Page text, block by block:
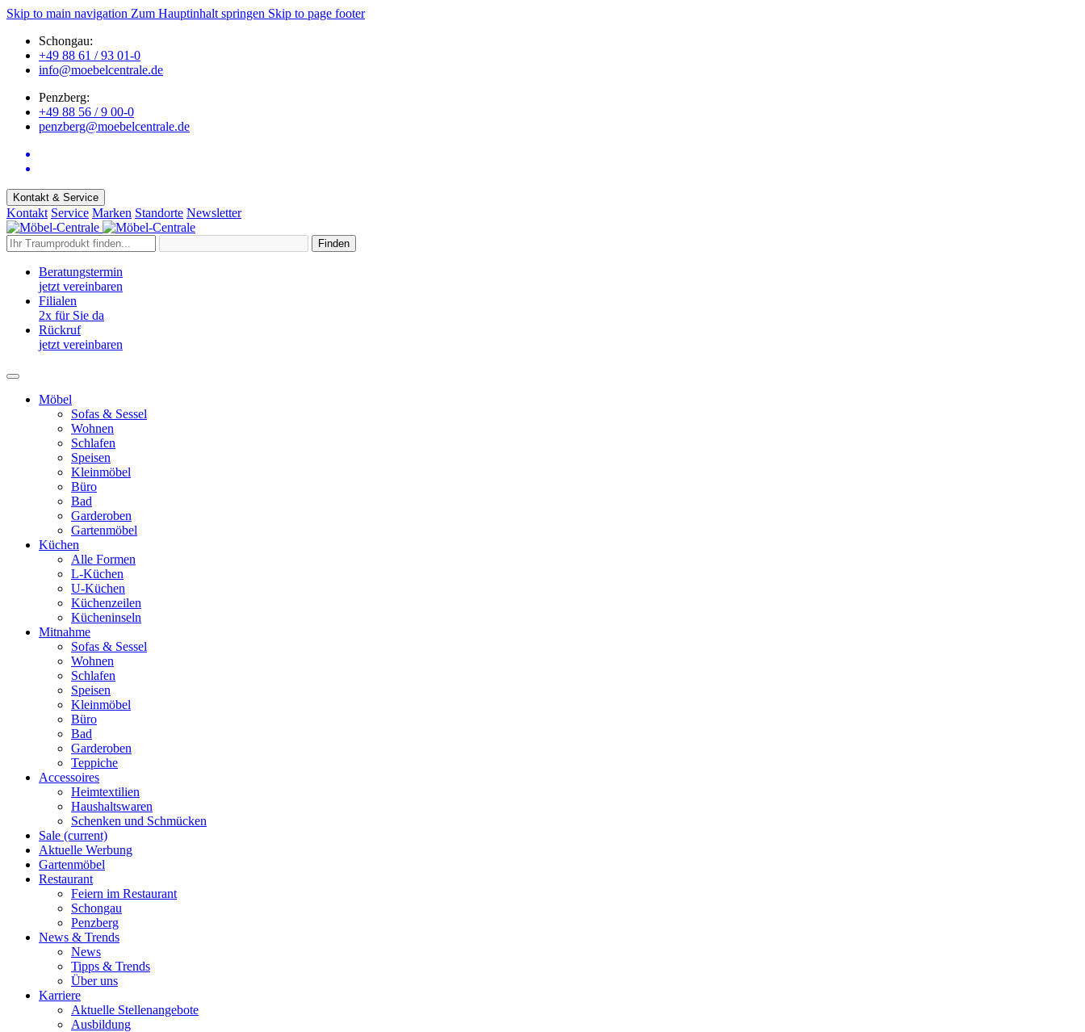
Skip to main navigation Zum Hauptinhalt springen Skip to page footer
Schongau:
+49 88 61 / 93 01-0
info@moebelcentrale.de
Penzberg:
+49 88 56 / 9 00-0
penzberg@moebelcentrale.de
Kontakt & Service
Kontakt Service Marken Standorte Newsletter
Finden
Beratungstermin
jetzt vereinbaren
Filialen
2x für Sie da
Rückruf
jetzt vereinbaren
Möbel
Sofas & Sessel
Wohnen
Schlafen
Speisen
Kleinmöbel
Büro
Bad
Garderoben
Gartenmöbel
Küchen
Alle Formen
L-Küchen
U-Küchen
Küchenzeilen
Kücheninseln
Mitnahme
Sofas & Sessel
Wohnen
Schlafen
Speisen
Kleinmöbel
Büro
Bad
Garderoben
Teppiche
Accessoires
Heimtextilien
Haushaltswaren
Schenken und Schmücken
Sale (current)
Aktuelle Werbung
Gartenmöbel
Restaurant
Feiern im Restaurant
Schongau
Penzberg
News & Trends
News
Tipps & Trends
Über uns
Karriere
Aktuelle Stellenangebote
Ausbildung